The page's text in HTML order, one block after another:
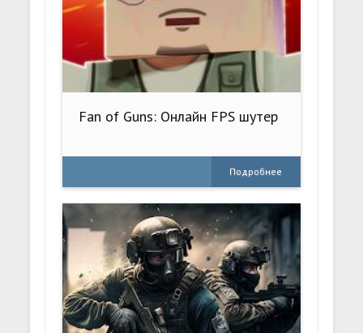
Fan of Guns: Онлайн FPS шутер
Подробнее